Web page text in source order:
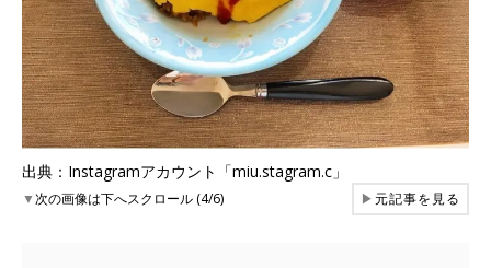
出典：Instagramアカウント「miu.stagram.c」
▼次の画像は下へスクロール (4/6) ▶元記事を見る